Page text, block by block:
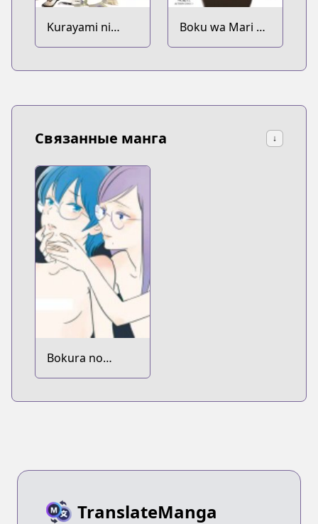
Kurayami ni
Strobe
Boku wa Mari no
Naka
Связанные манга ↓
Bokura no
Hentai dj - Boku
TranslateManga